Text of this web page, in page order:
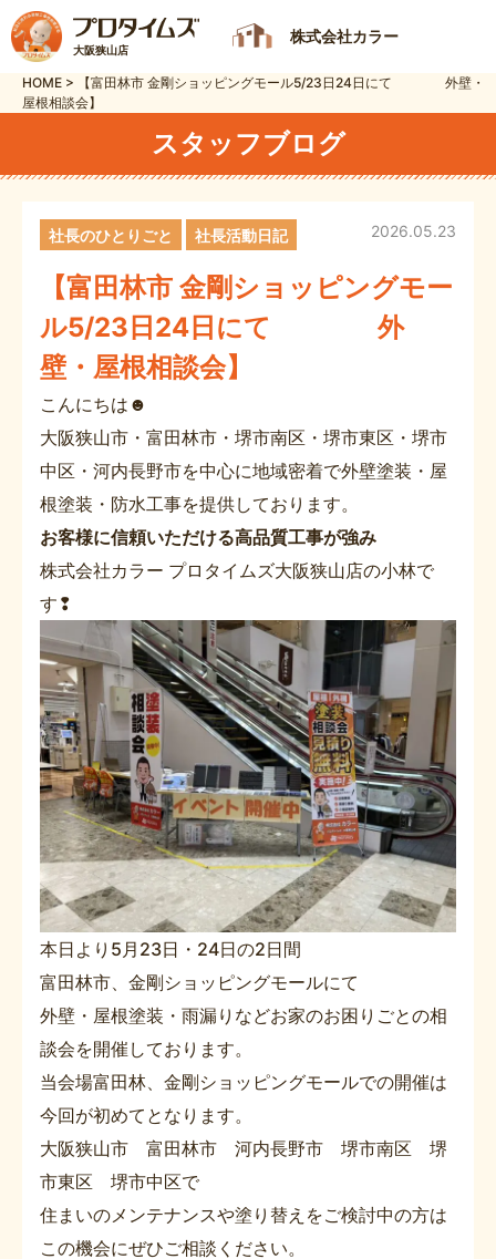
大阪狭山店
株式会社カラー
HOME >
【富田林市 金剛ショッピングモール5/23日24日にて 外壁・
屋根相談会】
スタッフブログ
【富田林市 金剛ショッピングモー
ル5/23日24日にて 外
壁・屋根相談会】
2026.05.23
社長のひとりごと 社長活動日記
こんにちは☻
大阪狭山市・富田林市・堺市南区・堺市東区・堺市
中区・河内長野市を中心に地域密着で外壁塗装・屋
根塗装・防水工事を提供しております。
お客様に信頼いただける高品質工事が強み
株式会社カラー プロタイムズ大阪狭山店の小林で
す❢
本日より5月23日・24日の2日間
富田林市、金剛ショッピングモールにて
外壁・屋根塗装・雨漏りなどお家のお困りごとの相
談会を開催しております。
当会場富田林、金剛ショッピングモールでの開催は
今回が初めてとなります。
大阪狭山市 富田林市 河内長野市 堺市南区 堺
市東区 堺市中区で
住まいのメンテナンスや塗り替えをご検討中の方は
この機会にぜひご相談ください。